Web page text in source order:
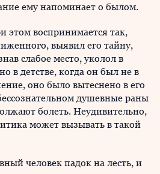
ему напоминает о былом.
этом воспринимается так,
выявил его тайну,
слабое место, уколол в
в детстве, когда он был не в
оно было вытеснено в его
душевные раны
болеть. Неудивительно,
может вызывать в такой
человек падок на лесть, и